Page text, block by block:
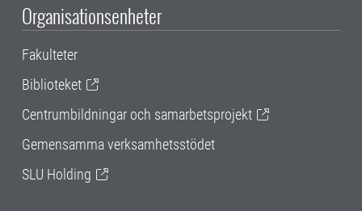
Organisationsenheter
Fakulteter
Biblioteket
Centrumbildningar och samarbetsprojekt
Gemensamma verksamhetsstödet
SLU Holding